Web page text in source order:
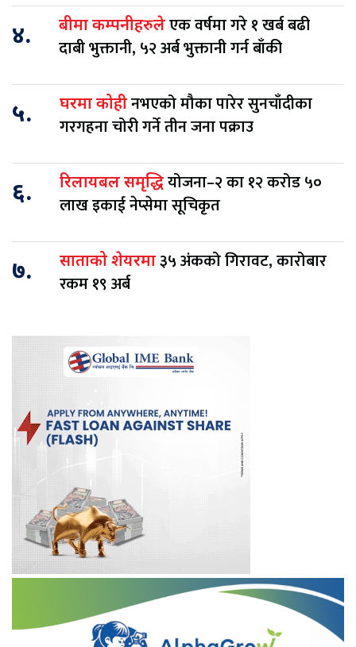
४. बीमा कम्पनीहरुलेएक वर्षमा गरे १ खर्ब बढी
दाबी भुक्तानी, ५२ अर्ब भुक्तानी गर्न बाँकी
५. घरमा कोहीनभएको मौका पारेर सुनचाँदीका
गरगहना चोरी गर्ने तीन जना पक्राउ
६. रिलायबल समृद्धियोजना–२ का १२ करोड ५०
लाख इकाई नेप्सेमा सूचिकृत
७. साताको शेयरमा३५ अंकको गिरावट, कारोबार
रकम १९ अर्ब